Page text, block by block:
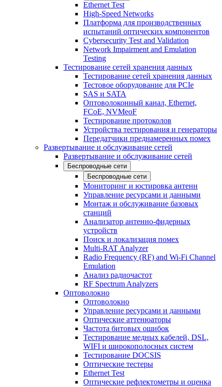
Ethernet Test
High-Speed Networks
Платформа для производственных
испытаний оптических компонентов
Cybersecurity Test and Validation
Network Impairment and Emulation
Testing
Тестирование сетей хранения данных
Тестирование сетей хранения данных
Тестовое оборудование для PCIe
SAS и SATA
Оптоволоконный канал, Ethernet,
FCoE, NVMeoF
Тестирование протоколов
Устройства тестирования и генераторы
Передатчики преднамеренных помех
Развертывание и обслуживание сетей
Развертывание и обслуживание сетей
Беспроводные сети
Беспроводные сети
Мониторинг и юстировка антенн
Управление ресурсами и данными
Монтаж и обслуживание базовых
станций
Анализатор антенно-фидерных
устройств
Поиск и локализация помех
Multi-RAT Analyzer
Radio Frequency (RF) and Wi-Fi Channel
Emulation
Анализ радиочастот
RF Spectrum Analyzers
Оптоволокно
Оптоволокно
Управление ресурсами и данными
Оптические aттенюаторы
Частота битовых ошибок
Тестирование медных кабелей, DSL,
WIFI и широкополосных систем
Тестирование DOCSIS
Оптические тестеры
Ethernet Test
Оптические рефлектометры и оценка